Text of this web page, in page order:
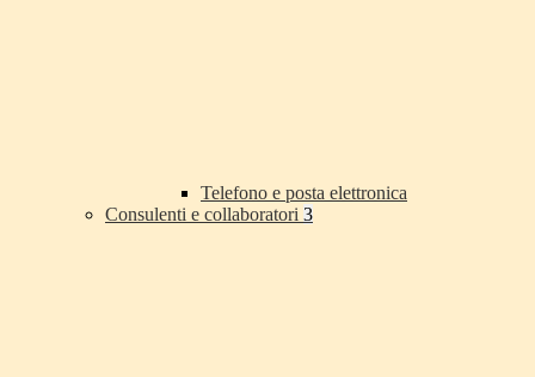
Telefono e posta elettronica
Consulenti e collaboratori 3